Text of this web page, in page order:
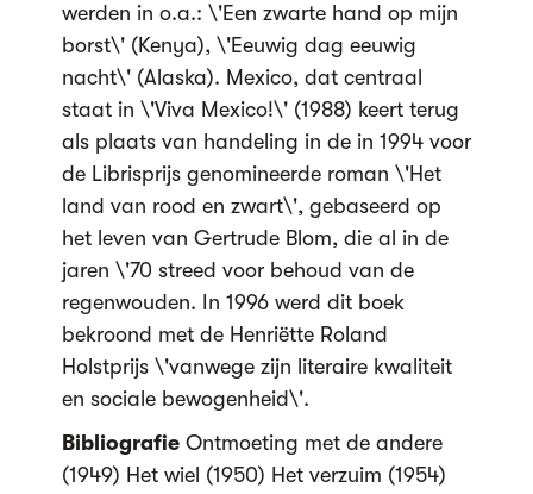
werden in o.a.: \'Een zwarte hand op mijn
borst\' (Kenya), \'Eeuwig dag eeuwig
nacht\' (Alaska). Mexico, dat centraal
staat in \'Viva Mexico!\' (1988) keert terug
als plaats van handeling in de in 1994 voor
de Librisprijs genomineerde roman \'Het
land van rood en zwart\', gebaseerd op
het leven van Gertrude Blom, die al in de
jaren \'70 streed voor behoud van de
regenwouden. In 1996 werd dit boek
bekroond met de Henriëtte Roland
Holstprijs \'vanwege zijn literaire kwaliteit
en sociale bewogenheid\'.
BibliografieOntmoeting met de andere
(1949) Het wiel (1950) Het verzuim (1954)